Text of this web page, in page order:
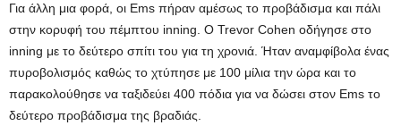
Για άλλη μια φορά, οι Ems πήραν αμέσως το προβάδισμα και πάλι
στην κορυφή του πέμπτου inning. Ο Trevor Cohen οδήγησε στο
inning με το δεύτερο σπίτι του για τη χρονιά. Ήταν αναμφίβολα ένας
πυροβολισμός καθώς το χτύπησε με 100 μίλια την ώρα και το
παρακολούθησε να ταξιδεύει 400 πόδια για να δώσει στον Ems το
δεύτερο προβάδισμα της βραδιάς.